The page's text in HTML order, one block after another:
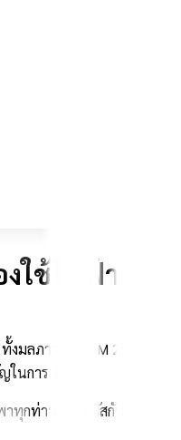
งใช้ไฟฟ้า
มลภาวะฝุ่น PM 2.5 ที่ทวี
นการเลือกซื้อ
ทุกท่านไปสัมผัสกับ